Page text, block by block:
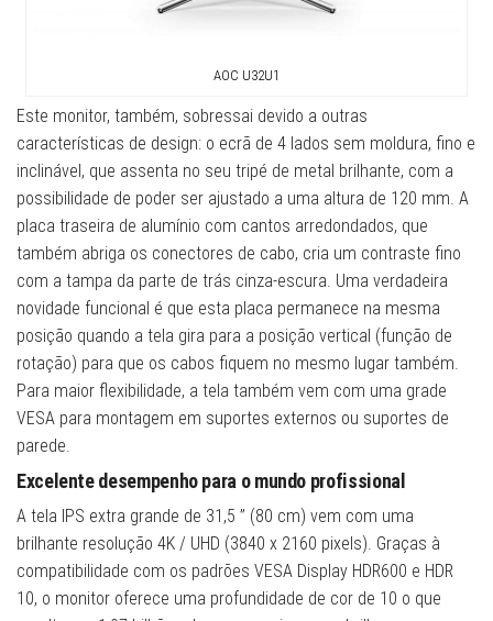
AOC U32U1
Este monitor, também, sobressai devido a outras
características de design: o ecrã de 4 lados sem moldura, fino e
inclinável, que assenta no seu tripé de metal brilhante, com a
possibilidade de poder ser ajustado a uma altura de 120 mm. A
placa traseira de alumínio com cantos arredondados, que
também abriga os conectores de cabo, cria um contraste fino
com a tampa da parte de trás cinza-escura. Uma verdadeira
novidade funcional é que esta placa permanece na mesma
posição quando a tela gira para a posição vertical (função de
rotação) para que os cabos fiquem no mesmo lugar também.
Para maior flexibilidade, a tela também vem com uma grade
VESA para montagem em suportes externos ou suportes de
parede.
Excelente desempenho para o mundo profissional
A tela IPS extra grande de 31,5 ” (80 cm) vem com uma
brilhante resolução 4K / UHD (3840 x 2160 pixels). Graças à
compatibilidade com os padrões VESA Display HDR600 e HDR
10, o monitor oferece uma profundidade de cor de 10 o que